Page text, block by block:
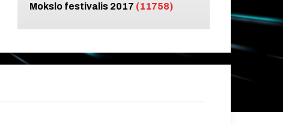
Mokslo festivalis 2017 (11758)